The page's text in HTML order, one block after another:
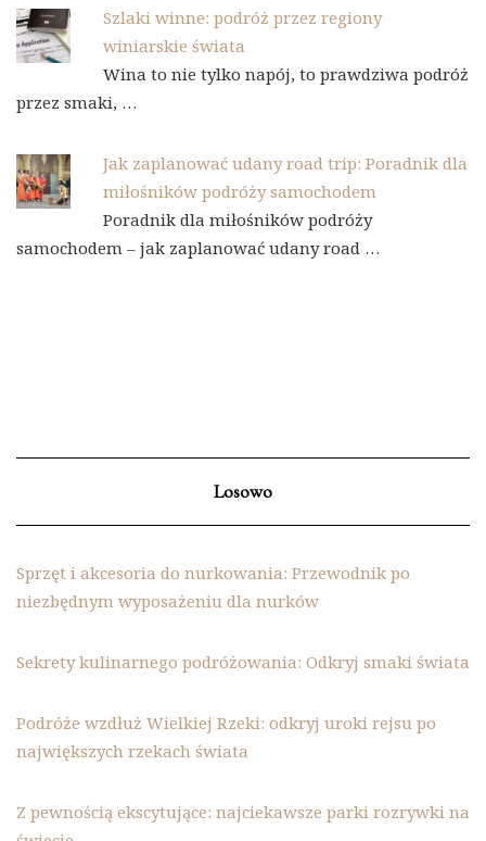
Szlaki winne: podróż przez regiony
winiarskie świata
Wina to nie tylko napój, to prawdziwa podróż
przez smaki, …
Jak zaplanować udany road trip: Poradnik dla
miłośników podróży samochodem
Poradnik dla miłośników podróży
samochodem – jak zaplanować udany road …
Losowo
Sprzęt i akcesoria do nurkowania: Przewodnik po
niezbędnym wyposażeniu dla nurków
Sekrety kulinarnego podróżowania: Odkryj smaki świata
Podróże wzdłuż Wielkiej Rzeki: odkryj uroki rejsu po
największych rzekach świata
Z pewnością ekscytujące: najciekawsze parki rozrywki na